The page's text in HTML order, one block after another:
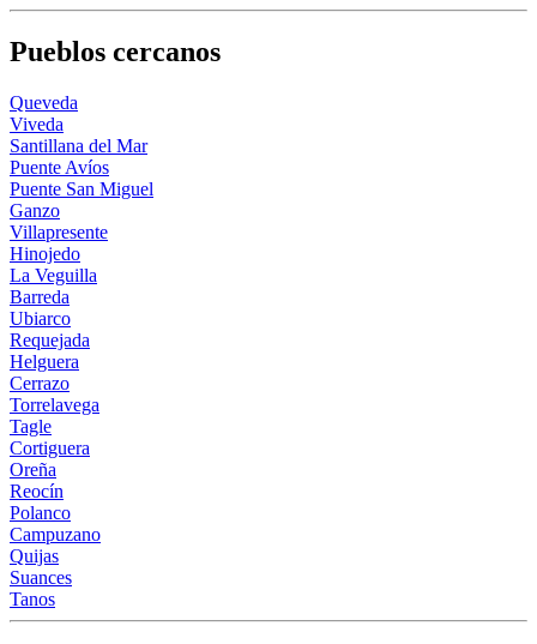
Pueblos cercanos
Queveda
Viveda
Santillana del Mar
Puente Avíos
Puente San Miguel
Ganzo
Villapresente
Hinojedo
La Veguilla
Barreda
Ubiarco
Requejada
Helguera
Cerrazo
Torrelavega
Tagle
Cortiguera
Oreña
Reocín
Polanco
Campuzano
Quijas
Suances
Tanos